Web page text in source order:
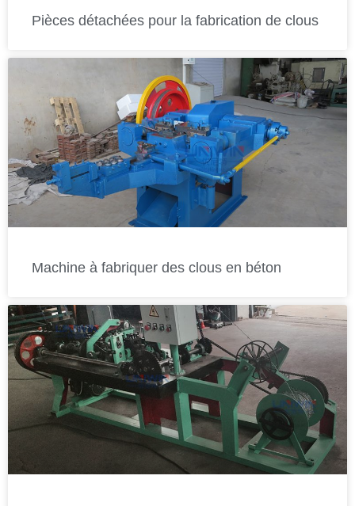
Pièces détachées pour la fabrication de clous
Machine à fabriquer des clous en béton